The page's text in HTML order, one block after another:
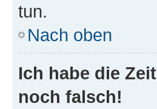
tun.
Nach oben
Ich habe die
noch falsch!